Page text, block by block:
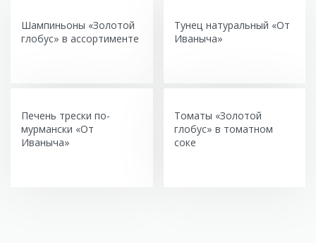
Шампиньоны «Золотой
глобус» в ассортименте
Тунец натуральный «От
Иваныча»
Печень трески по-
мурмански «От
Иваныча»
Томаты «Золотой
глобус» в томатном
соке